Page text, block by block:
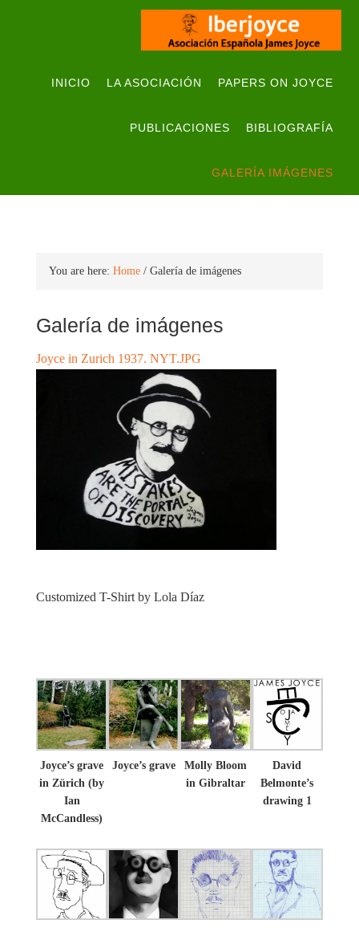
INICIO LA ASOCIACIÓN PAPERS ON JOYCE
PUBLICACIONES BIBLIOGRAFÍA
GALERÍA IMÁGENES
You are here: Home /Galería de imágenes
Galería de imágenes
Joyce in Zurich 1937. NYT.JPG
Customized T-Shirt by Lola Díaz
Joyce’s grave
in Zürich (by
Ian
McCandless)
Joyce’s grave
Molly Bloom
in Gibraltar
David
Belmonte’s
drawing 1